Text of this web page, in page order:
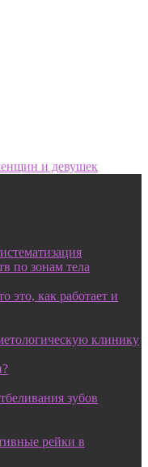
и девушек
по зонам тела
это, как работает и
клинику
зубов
рейки в